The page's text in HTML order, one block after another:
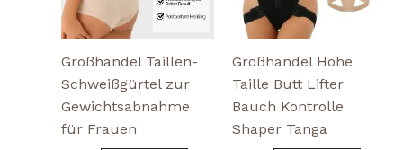
Großhandel Taillen-
Schweißgürtel zur
Gewichtsabnahme
für Frauen
gewählt
werden
Großhandel Hohe
Taille Butt Lifter
Bauch Kontrolle
Shaper Tanga
gewählt
werden